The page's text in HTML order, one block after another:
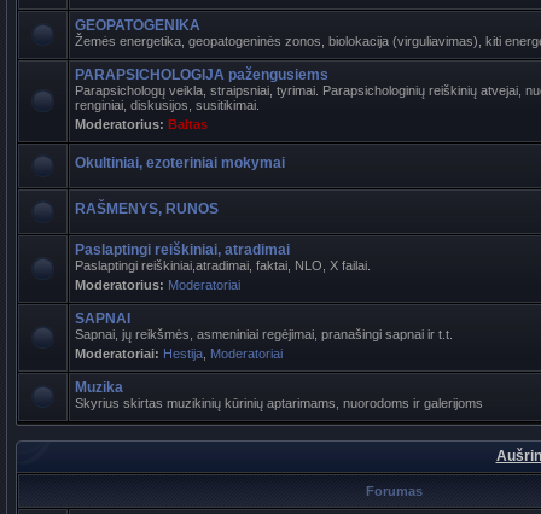
GEOPATOGENIKA
Žemės energetika, geopatogeninės zonos, biolokacija (virguliavimas), kiti
PARAPSICHOLOGIJA pažengusiems
Parapsichologų veikla, straipsniai, tyrimai. Parapsichologinių reiškinių atvejai,
renginiai, diskusijos, susitikimai.
Moderatorius: Baltas
Okultiniai, ezoteriniai mokymai
RAŠMENYS, RUNOS
Paslaptingi reiškiniai, atradimai
Paslaptingi reiškiniai,atradimai, faktai, NLO, X failai.
Moderatorius: Moderatoriai
SAPNAI
Sapnai, jų reikšmės, asmeniniai regėjimai, pranašingi sapnai ir t.t.
Moderatoriai: Hestija Moderatoriai
Muzika
Skyrius skirtas muzikinių kūrinių aptarimams, nuorodoms ir galerijoms
Forumas